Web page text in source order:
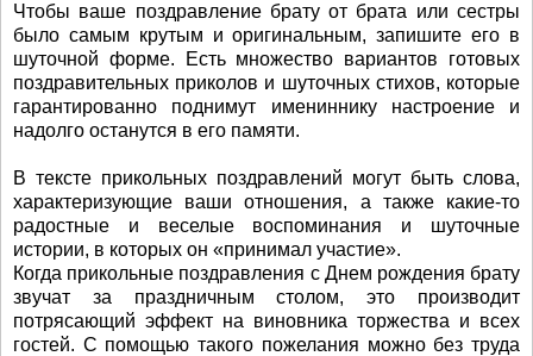
Чтобы ваше поздравление брату от брата или сестры
было самым крутым и оригинальным, запишите его в
шуточной форме. Есть множество вариантов готовых
поздравительных приколов и шуточных стихов, которые
гарантированно поднимут имениннику настроение и
надолго останутся в его памяти.
В тексте прикольных поздравлений могут быть слова,
характеризующие ваши отношения, а также какие-то
радостные и веселые воспоминания и шуточные
истории, в которых он «принимал участие».
Когда прикольные поздравления с Днем рождения брату
звучат за праздничным столом, это производит
потрясающий эффект на виновника торжества и всех
гостей. С помощью такого пожелания можно без труда